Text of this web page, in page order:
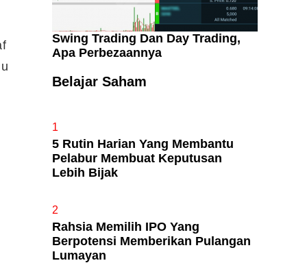
Swing Trading Dan Day Trading,
Apa Perbezaannya
Belajar Saham
1
5 Rutin Harian Yang Membantu
Pelabur Membuat Keputusan
Lebih Bijak
2
Rahsia Memilih IPO Yang
Berpotensi Memberikan Pulangan
Lumayan
Kenali Franchisee Disebalik
Apa Itu Fundamental Analysis
Yang Selalu Sifu Saham Sebut
Tu?